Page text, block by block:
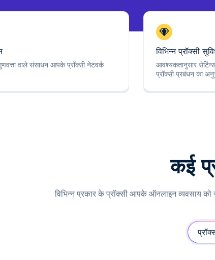
वाले संसाधन आपके प्रॉक्सी नेटवर्क
विभिन्न प्रॉक्सी
आवश्यकतानुसार
प्रॉक्सी प्रबंधन का
कई
विभिन्न प्रकार के प्रॉक्सी आपके ऑनलाइन व्यवसाय को